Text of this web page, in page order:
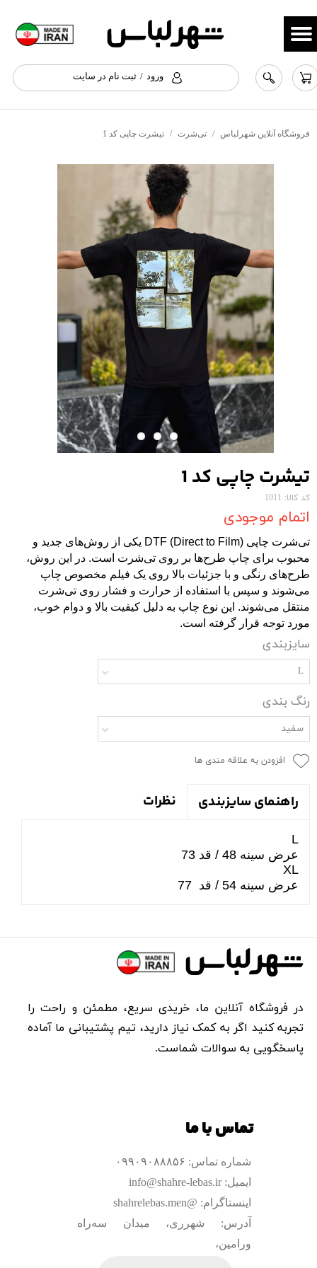
ورود / ثبت نام در سایت
حساب کاربری من
تغییر گذر واژه
سفارشات
خروج از حساب کاربری
فروشگاه آنلاین شهرلباس تی‌شرت تیشرت چاپی کد 1
تیشرت چاپی کد 1
کد کالا: 1011
اتمام موجودی
تی‌شرت چاپی DTF (Direct to Film) یکی از روش‌های جدید و
محبوب برای چاپ طرح‌ها بر روی تی‌شرت است. در این روش،
طرح‌های رنگی و با جزئیات بالا روی یک فیلم مخصوص چاپ
می‌شوند و سپس با استفاده از حرارت و فشار روی تی‌شرت
منتقل می‌شوند. این نوع چاپ به دلیل کیفیت بالا و دوام خوب،
مورد توجه قرار گرفته است.
سایزبندی
L
رنگ بندی
سفید
افزودن به علاقه مندی ها
راهنمای سایزبندی نظرات
L
عرض سینه 48 / قد 73
XL
عرض سینه 54 / قد 77
تماس با ما
شماره تماس: ۰۹۹۰۹۰۸۸۸۵۶
ایمیل: info@shahre-lebas.ir
اینستاگرام: @shahrelebas.men
آدرس: شهرری، میدان سه‌راه
ورامین،
در فروشگاه آنلاین ما، خریدی سریع، مطمئن و راحت را
تجربه کنید اگر به کمک نیاز دارید، تیم پشتیبانی ما آماده
پاسخگویی به سوالات شماست.​​​​​​​